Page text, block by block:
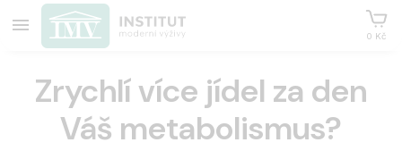
0 Kč
Zrychlí více jídel za den
Váš metabolismus?